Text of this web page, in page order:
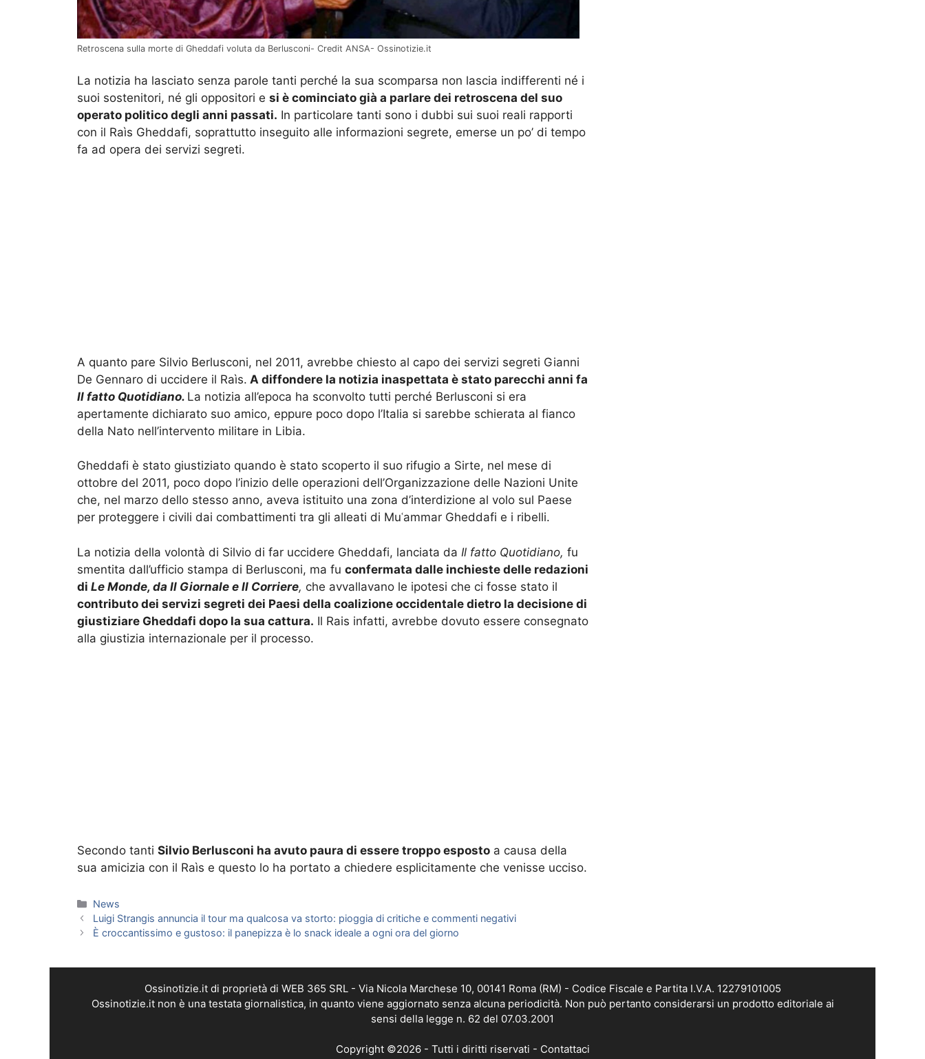
Retroscena sulla morte di Gheddafi voluta da Berlusconi- Credit ANSA- Ossinotizie.it
La notizia ha lasciato senza parole tanti perché la sua scomparsa non lascia indifferenti né i
suoi sostenitori, né gli oppositori e si è cominciato già a parlare dei retroscena del suo
operato politico degli anni passati. In particolare tanti sono i dubbi sui suoi reali rapporti
con il Raìs Gheddafi, soprattutto inseguito alle informazioni segrete, emerse un po’ di tempo
fa ad opera dei servizi segreti.
A quanto pare Silvio Berlusconi, nel 2011, avrebbe chiesto al capo dei servizi segreti Gianni
De Gennaro di uccidere il Raìs. A diffondere la notizia inaspettata è stato parecchi anni fa
Il fatto Quotidiano. La notizia all’epoca ha sconvolto tutti perché Berlusconi si era
apertamente dichiarato suo amico, eppure poco dopo l’Italia si sarebbe schierata al fianco
della Nato nell’intervento militare in Libia.
Gheddafi è stato giustiziato quando è stato scoperto il suo rifugio a Sirte, nel mese di
ottobre del 2011, poco dopo l’inizio delle operazioni dell’Organizzazione delle Nazioni Unite
che, nel marzo dello stesso anno, aveva istituito una zona d’interdizione al volo sul Paese
per proteggere i civili dai combattimenti tra gli alleati di Muʿammar Gheddafi e i ribelli.
La notizia della volontà di Silvio di far uccidere Gheddafi, lanciata da Il fatto Quotidiano, fu
smentita dall’ufficio stampa di Berlusconi, ma fu confermata dalle inchieste delle redazioni
di Le Monde, da Il Giornale e Il Corriere, che avvallavano le ipotesi che ci fosse stato il
contributo dei servizi segreti dei Paesi della coalizione occidentale dietro la decisione di
giustiziare Gheddafi dopo la sua cattura. Il Rais infatti, avrebbe dovuto essere consegnato
alla giustizia internazionale per il processo.
Secondo tanti Silvio Berlusconi ha avuto paura di essere troppo esposto a causa della
sua amicizia con il Raìs e questo lo ha portato a chiedere esplicitamente che venisse ucciso.
Categorie
News
Luigi Strangis annuncia il tour ma qualcosa va storto: pioggia di critiche e commenti negativi
È croccantissimo e gustoso: il panepizza è lo snack ideale a ogni ora del giorno
Ossinotizie.it di proprietà di WEB 365 SRL - Via Nicola Marchese 10, 00141 Roma (RM) - Codice Fiscale e Partita I.V.A. 12279101005
Ossinotizie.it non è una testata giornalistica, in quanto viene aggiornato senza alcuna periodicità. Non può pertanto considerarsi un prodotto editoriale ai
sensi della legge n. 62 del 07.03.2001
Copyright ©2026 - Tutti i diritti riservati - Contattaci